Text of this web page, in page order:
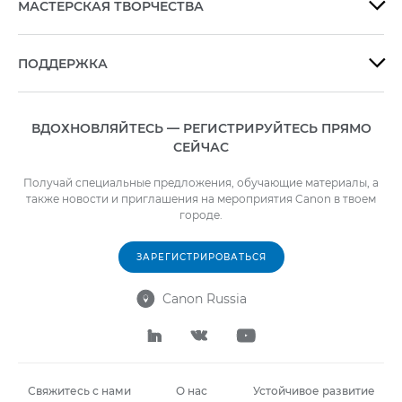
МАСТЕРСКАЯ ТВОРЧЕСТВА 
ПОДДЕРЖКА 
ВДОХНОВЛЯЙТЕСЬ — РЕГИСТРИРУЙТЕСЬ ПРЯМО
СЕЙЧАС
Получай специальные предложения, обучающие материалы, а
также новости и приглашения на мероприятия Canon в твоем
городе.
ЗАРЕГИСТРИРОВАТЬСЯ
 Canon Russia
  
Свяжитесь с нами О нас Устойчивое развитие